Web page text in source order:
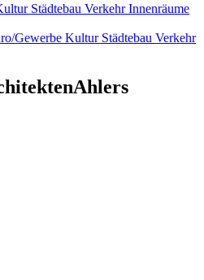
Städtebau VerkehrInnenräume
Gewerbe Kultur Städtebau Verkehr
Ahlers